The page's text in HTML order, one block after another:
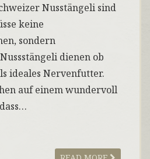
Nusstängeli sind
keine
sondern
dienen ob
ideales Nervenfutter.
auf einem wundervoll